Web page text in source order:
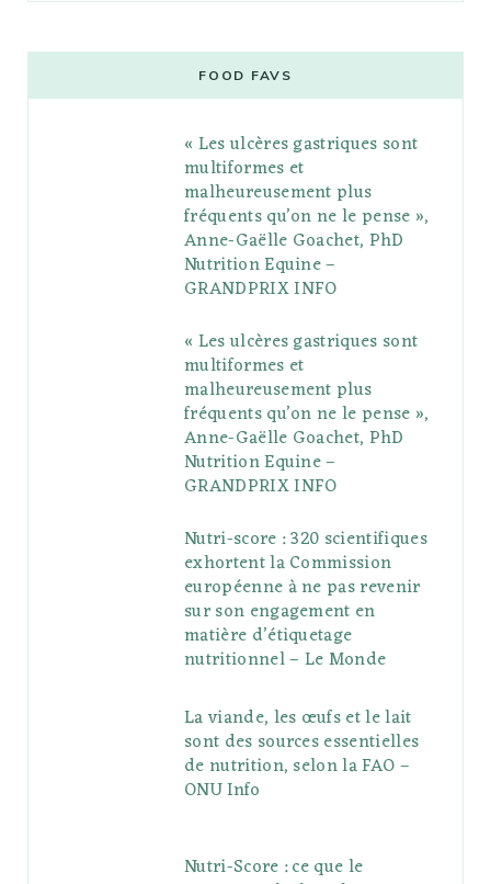
b
t
g
l
e
P
l
s
t
a
g
r
a
m
e
r
e
s
o
l
r
FOOD FAVS
« Les ulcères gastriques sont
multiformes et
malheureusement plus
fréquents qu’on ne le pense »,
Anne-Gaëlle Goachet, PhD
Nutrition Equine –
GRANDPRIX INFO
« Les ulcères gastriques sont
multiformes et
malheureusement plus
fréquents qu’on ne le pense »,
Anne-Gaëlle Goachet, PhD
Nutrition Equine –
GRANDPRIX INFO
Nutri-score : 320 scientifiques
exhortent la Commission
européenne à ne pas revenir
sur son engagement en
matière d’étiquetage
nutritionnel – Le Monde
La viande, les œufs et le lait
sont des sources essentielles
de nutrition, selon la FAO –
ONU Info
Nutri-Score : ce que le